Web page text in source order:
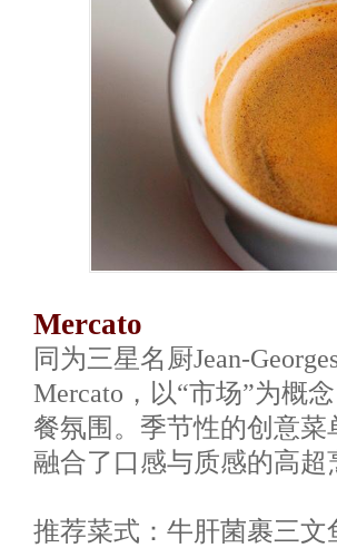
Mercato
同为三星名厨Jean-
Mercato，以“市场”为概
餐氛围。季节性的创意菜
融合了口感与质感的高超
推荐菜式：牛肝菌裹三